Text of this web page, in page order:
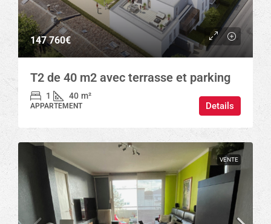
147 760€
T2 de 40 m2 avec terrasse et parking
1 40 m²
APPARTEMENT Details
VENTE